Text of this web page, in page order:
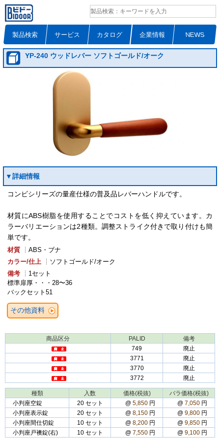
製品検索 サービス カタログ 企業情報 NEWS
YP-240 ウッドレバー ソフトゴールド/オーク
▼詳細情報
コンビシリーズの量産仕様の普及品レバーハンドルです。
材質にABS樹脂を使用することでコストを低く抑えています。カ
ラーバリエーションは2種類。調整ストライク付きで取り付けも簡
単です。
材質
┊ABS・ブナ
カラー/仕上
┊ソフトゴールド/オーク
備考
┊1セット
標準扉厚・・・28〜36
バックセット51
その他資料
商品区分 PALID
備考
749
廃止
3771
廃止
3770
廃止
3772
廃止
種類 入数 価格(税抜)
バラ価格(税抜)
小判座空錠
20 セット @ 5,850 円 @ 7,050 円
小判座表示錠
20 セット @ 8,150 円 @ 9,800 円
小判座間仕切錠
10 セット @ 8,200 円 @ 9,850 円
小判座戸襖錠(右)
10 セット @ 7,550 円 @ 9,100 円